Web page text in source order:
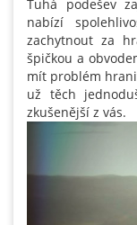
Tuhá podešev
nabízí
zachytnout za
špičkou a
mít problém
už těch
zkušenější z vás.